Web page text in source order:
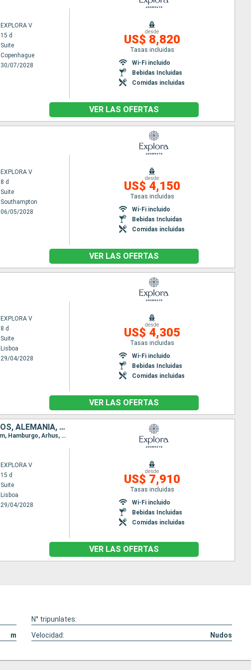
EXPLORA V
15 d
Suite
Copenhague
30/07/2028
desde
US$ 8,820
Tasas incluidas
Wi-Fi incluido
Bebidas Incluidas
Comidas incluidas
VER LAS OFERTAS
EXPLORA V
8 d
Suite
Southampton
06/05/2028
desde
US$ 4,150
Tasas incluidas
Wi-Fi incluido
Bebidas Incluidas
Comidas incluidas
VER LAS OFERTAS
EXPLORA V
8 d
Suite
Lisboa
29/04/2028
desde
US$ 4,305
Tasas incluidas
Wi-Fi incluido
Bebidas Incluidas
Comidas incluidas
VER LAS OFERTAS
PORTUGAL, ESPAÑA, FRANCIA, REINO UNIDO, BÉLGICA, PAISES BAJOS, ALEMANIA, DINAMARCA
Itinerario : Lisboa, Leixoes, La Coruña, Bilbao, Pauillac, Southampton, Brujas, Amsterdam, Hamburgo, Arhus, Copenhague
EXPLORA V
15 d
Suite
Lisboa
29/04/2028
desde
US$ 7,910
Tasas incluidas
Wi-Fi incluido
Bebidas Incluidas
Comidas incluidas
VER LAS OFERTAS
N° tripunlates:
m Velocidad: Nudos